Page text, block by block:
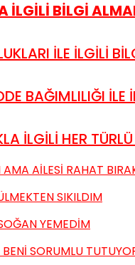
İLGİLİ BİLGİ
İLE İLGİLİ
BAĞIMLILIĞI İLE
İLGİLİ HER
AMA AİLESİ RAHAT
SIKILDIM
YEMEDİM
BENİ SORUMLU